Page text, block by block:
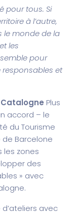
pour tous. Si
à l’autre,
le monde de la
les
pour
et
Plus
accord – le
du Tourisme
Barcelone
les zones
des
» avec
avec